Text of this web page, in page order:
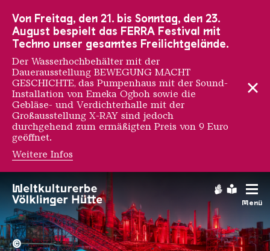
Menü
Hochofengruppe in Rot
Copyright:
©
Von Freitag, den 21. bis Sonntag, den 23.
August bespielt das FERRA Festival mit
Techno unser gesamtes Freilichtgelände.
Der Wasserhochbehälter mit der
Dauerausstellung BEWEGUNG MACHT
GESCHICHTE, das Pumpenhaus mit der Sound-
Installation von Emeka Ogboh sowie die
Gebläse- und Verdichterhalle mit der
Großausstellung X-RAY sind jedoch
durchgehend zum ermäßigten Preis von 9 Euro
geöffnet.
Weitere Infos